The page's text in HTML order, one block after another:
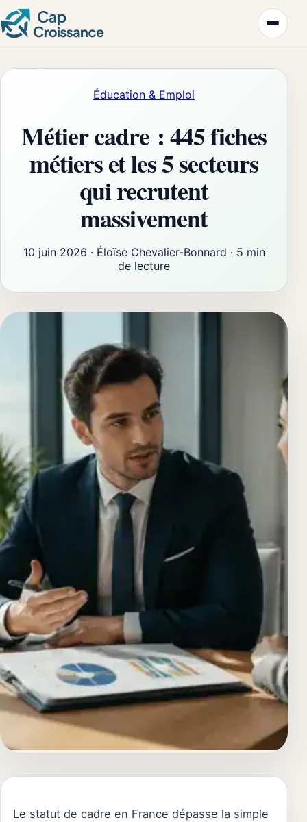
Éducation & Emploi
Métier cadre : 445 fiches
métiers et les 5 secteurs
qui recrutent
massivement
10 juin 2026 · Éloïse Chevalier-Bonnard · 5 min
de lecture
Le statut de cadre en France dépasse la simple